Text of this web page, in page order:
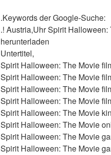
.Keywords der Google-Suche:
.! Austria,Uhr Spirit Halloween:
herunterladen
Untertitel,
Spirit Halloween: The Movie
Spirit Halloween: The Movie
Spirit Halloween: The Movie
Spirit Halloween: The Movie
Spirit Halloween: The Movie
Spirit Halloween: The Movie
Spirit Halloween: The Movie
Spirit Halloween: The Movie